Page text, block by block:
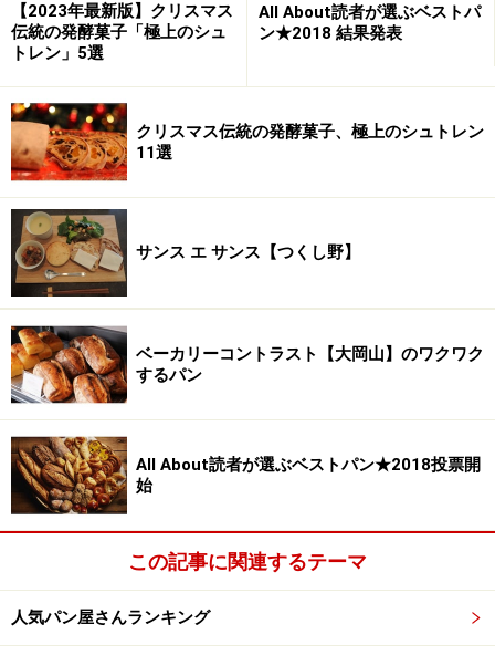
【2023年最新版】クリスマス
伝統の発酵菓子「極上のシュ
トレン」5選
All About読者が選ぶベストパ
ン★2018 結果発表
クリスマス伝統の発酵菓子、極上のシュトレン
11選
サンス エ サンス【つくし野】
ベーカリーコントラスト【大岡山】のワクワク
するパン
All About読者が選ぶベストパン★2018投票開
始
この記事に関連するテーマ
人気パン屋さんランキング